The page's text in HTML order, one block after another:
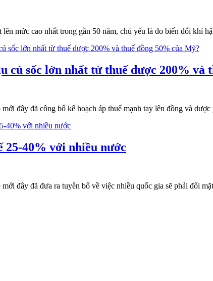
lên mức cao nhất trong gần 50 năm, chủ yếu là do biến đổi
cú sốc lớn nhất từ thuế dược 200% và
đây đã công bố kế hoạch áp thuế mạnh tay lên đồng và
25-40% với nhiều nước
đây đã đưa ra tuyên bố về việc nhiều quốc gia sẽ phải đối